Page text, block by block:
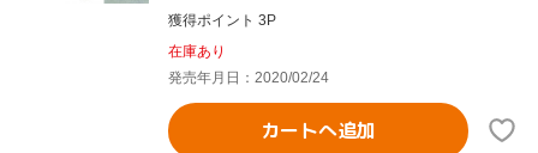
獲得ポイント 3P
在庫あり
発売年月日：2020/02/24
カートへ追加